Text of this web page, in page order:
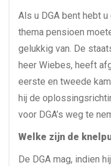
Als u DGA bent hebt
thema pensioen
gelukkig van. De
heer Wiebes, heeft
eerste en tweede
hij de
voor DGA’s weg te
Welke zijn de
De DGA mag, indien